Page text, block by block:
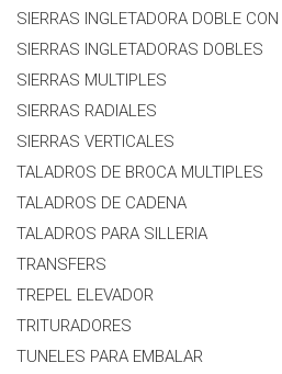
SIERRAS INGLETADORA DOBLE
SIERRAS INGLETADORAS DOBLES
SIERRAS MULTIPLES
SIERRAS RADIALES
SIERRAS VERTICALES
TALADROS DE BROCA MULTIPLES
TALADROS DE CADENA
TALADROS PARA SILLERIA
TRANSFERS
TREPEL ELEVADOR
TRITURADORES
TUNELES PARA EMBALAR